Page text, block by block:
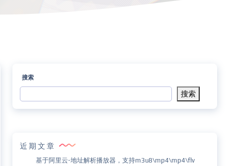
搜索
搜索
近期文章
基于阿里云-地址解析播放器，支持m3u8\mp4\mp4\flv